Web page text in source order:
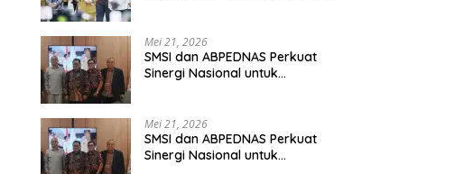
Mei 21, 2026
SMSI dan ABPEDNAS Perkuat
Sinergi Nasional untuk
Mei 21, 2026
SMSI dan ABPEDNAS Perkuat
Sinergi Nasional untuk